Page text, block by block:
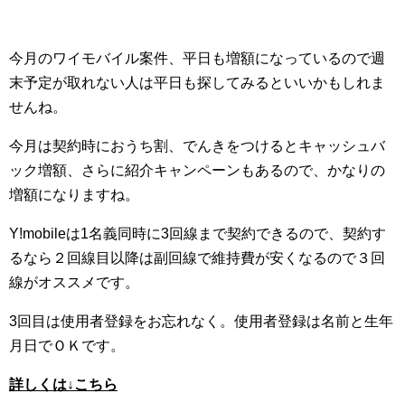
今月のワイモバイル案件、平日も増額になっているので週
末予定が取れない人は平日も探してみるといいかもしれま
せんね。
今月は契約時におうち割、でんきをつけるとキャッシュバ
ック増額、さらに紹介キャンペーンもあるので、かなりの
増額になりますね。
Y!mobileは1名義同時に3回線まで契約できるので、契約す
るなら２回線目以降は副回線で維持費が安くなるので３回
線がオススメです。
3回目は使用者登録をお忘れなく。使用者登録は名前と生年
月日でＯＫです。
詳しくは↓こちら